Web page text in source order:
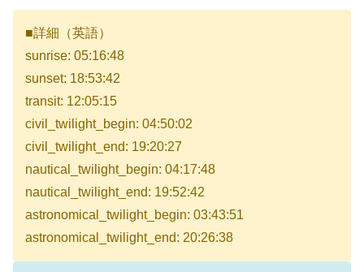
■詳細（英語）
sunrise: 05:16:48
sunset: 18:53:42
transit: 12:05:15
civil_twilight_begin: 04:50:02
civil_twilight_end: 19:20:27
nautical_twilight_begin: 04:17:48
nautical_twilight_end: 19:52:42
astronomical_twilight_begin: 03:43:51
astronomical_twilight_end: 20:26:38